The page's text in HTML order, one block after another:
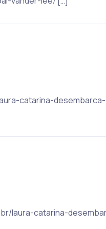
catarina-
laura-catarina-